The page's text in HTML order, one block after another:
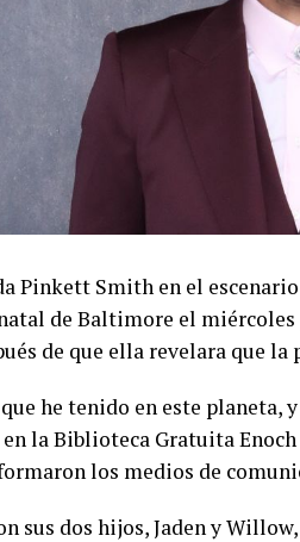
Pinkett Smith en el
de Baltimore el
de que ella revelara que la
he tenido en este
la Biblioteca Gratuita
los medios de
sus dos hijos, Jaden y